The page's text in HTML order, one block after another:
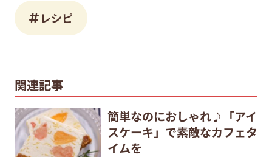
レシピ
関連記事
簡単なのにおしゃれ♪「アイ
スケーキ」で素敵なカフェタ
イムを